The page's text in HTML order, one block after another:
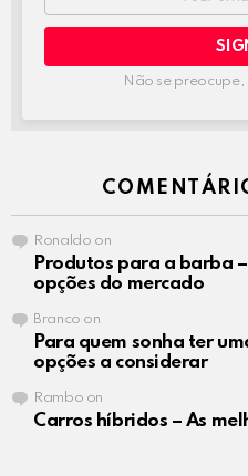
Não se preocupe,
Ronaldo on
Produtos para a barba
opções do mercado
Branco on
Para quem sonha ter
opções a considerar
Rambo on
Carros híbridos – As